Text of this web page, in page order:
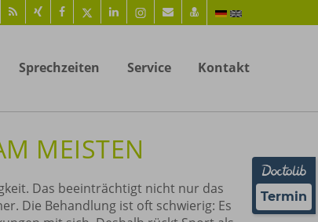
RSS-
Feed
Auf
Xing
Auf
Facebook
Auf
Twitter
Auf
LinkedIn
Instagram-
Seite
Per
Mail
vCard
speichern
Sprechzeiten Service Kontakt
MEISTEN
Das beeinträchtigt nicht nur das
Die Behandlung ist oft schwierig: Es
Termin